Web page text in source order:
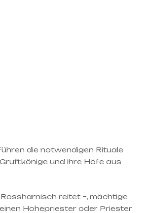
die notwendigen Rituale
und ihre Höfe aus
reitet –, mächtige
Hohepriester oder Priester